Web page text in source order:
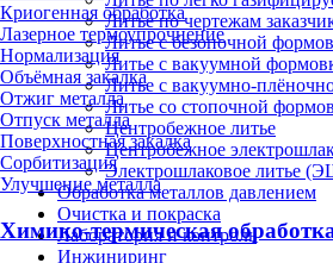
Криогенная обработка
Лазерное термоупрочнение
Нормализация
Объёмная закалка
Отжиг металла
Отпуск металла
Поверхностная закалка
Сорбитизация
Улучшение металла
Химико-термическая
Литье по чертежам
Литье с безопочной
Литье с вакуумной
Литье с вакуумно-
Литье со стопочной
Центробежное литье
Центробежное
Электрошлаковое литье
Обработка металлов давлением
Очистка и покраска
Лаборатория и контроль
Инжиниринг